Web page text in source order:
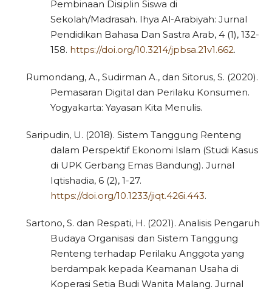
Pembinaan Disiplin Siswa di
Sekolah/Madrasah. Ihya Al-Arabiyah: Jurnal
Pendidikan Bahasa Dan Sastra Arab, 4 (1), 132-
158. https://doi.org/10.3214/jpbsa.21v1.662.
Rumondang, A., Sudirman A., dan Sitorus, S. (2020).
Pemasaran Digital dan Perilaku Konsumen.
Yogyakarta: Yayasan Kita Menulis.
Saripudin, U. (2018). Sistem Tanggung Renteng
dalam Perspektif Ekonomi Islam (Studi Kasus
di UPK Gerbang Emas Bandung). Jurnal
Iqtishadia, 6 (2), 1-27.
https://doi.org/10.1233/jiqt.426i.443.
Sartono, S. dan Respati, H. (2021). Analisis Pengaruh
Budaya Organisasi dan Sistem Tanggung
Renteng terhadap Perilaku Anggota yang
berdampak kepada Keamanan Usaha di
Koperasi Setia Budi Wanita Malang. Jurnal